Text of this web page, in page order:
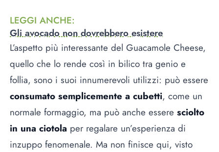
LEGGI ANCHE:
Gli avocado non dovrebbero esistere
L’aspetto più interessante del Guacamole Cheese,
quello che lo rende così in bilico tra genio e
follia, sono i suoi innumerevoli utilizzi: può essere
consumato semplicemente a cubetti, come un
normale formaggio, ma può anche essere sciolto
in una ciotola per regalare un’esperienza di
inzuppo fenomenale. Ma non finisce qui, visto